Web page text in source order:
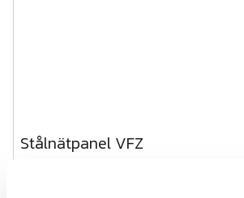
Stålnätpanel VFZ